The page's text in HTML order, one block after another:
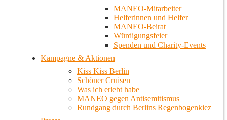
MANEO-Mitarbeiter
Helferinnen und Helfer
MANEO-Beirat
Würdigungsfeier
Spenden und Charity-Events
Kampagne & Aktionen
Kiss Kiss Berlin
Schöner Cruisen
Was ich erlebt habe
MANEO gegen Antisemitismus
Rundgang durch Berlins Regenbogenkiez